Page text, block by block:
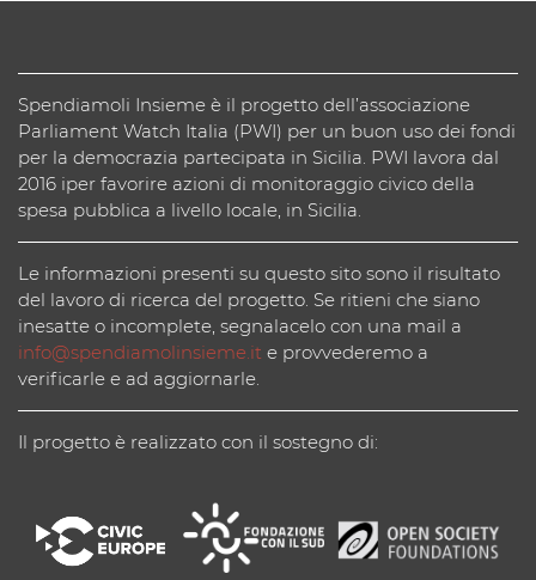
Spendiamoli Insieme è il progetto dell’associazione
Parliament Watch Italia (PWI) per un buon uso dei fondi
per la democrazia partecipata in Sicilia. PWI lavora dal
2016 iper favorire azioni di monitoraggio civico della
spesa pubblica a livello locale, in Sicilia.
Le informazioni presenti su questo sito sono il risultato
del lavoro di ricerca del progetto. Se ritieni che siano
inesatte o incomplete, segnalacelo con una mail a
info@spendiamolinsieme.it e provvederemo a
verificarle e ad aggiornarle.
Il progetto è realizzato con il sostegno di: